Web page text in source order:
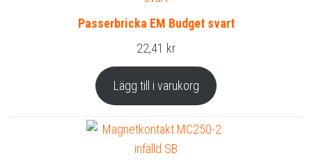
Passerbricka EM Budget svart
22,41 kr
Lägg till i varukorg